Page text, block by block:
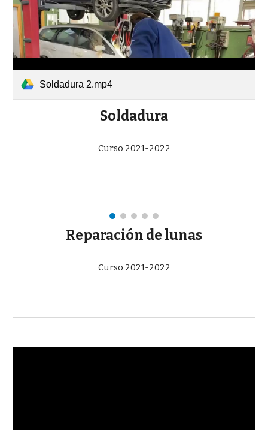
Soldadura 2.mp4
Soldadura
Curso 2021-2022
Reparación de lunas
Curso 2021-2022